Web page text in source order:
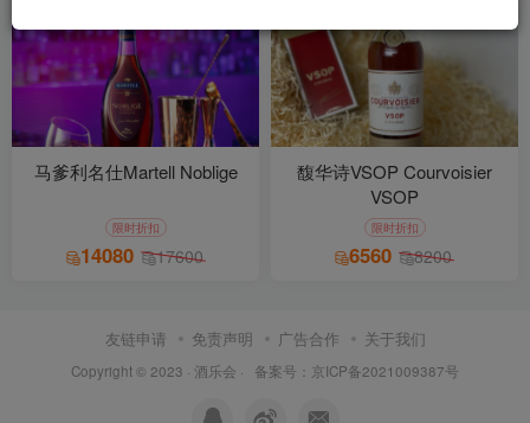
马爹利名仕Martell Noblige
限时折扣
14080 17600
馥华诗VSOP Courvoisier
VSOP
限时折扣
6560 8200
友链申请 免责声明 广告合作 关于我们
Copyright © 2023 · 酒乐会 · 备案号：京ICP备2021009387号